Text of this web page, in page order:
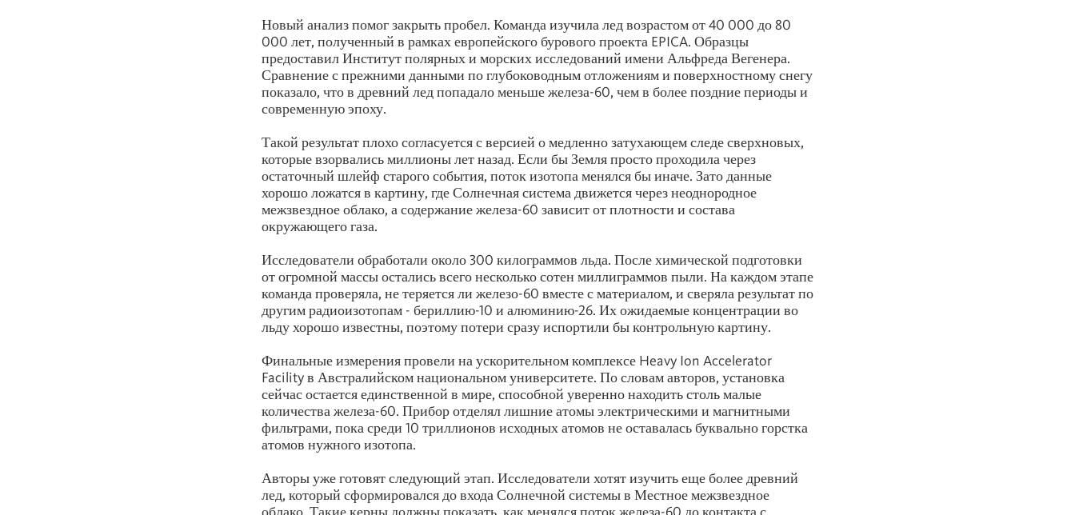
Новый анализ помог закрыть пробел. Команда изучила лед возрастом от 40 000 до 80
000 лет, полученный в рамках европейского бурового проекта EPICA. Образцы
предоставил Институт полярных и морских исследований имени Альфреда Вегенера.
Сравнение с прежними данными по глубоководным отложениям и поверхностному снегу
показало, что в древний лед попадало меньше железа-60, чем в более поздние периоды и
современную эпоху.
Такой результат плохо согласуется с версией о медленно затухающем следе сверхновых,
которые взорвались миллионы лет назад. Если бы Земля просто проходила через
остаточный шлейф старого события, поток изотопа менялся бы иначе. Зато данные
хорошо ложатся в картину, где Солнечная система движется через неоднородное
межзвездное облако, а содержание железа-60 зависит от плотности и состава
окружающего газа.
Исследователи обработали около 300 килограммов льда. После химической подготовки
от огромной массы остались всего несколько сотен миллиграммов пыли. На каждом этапе
команда проверяла, не теряется ли железо-60 вместе с материалом, и сверяла результат по
другим радиоизотопам - бериллию-10 и алюминию-26. Их ожидаемые концентрации во
льду хорошо известны, поэтому потери сразу испортили бы контрольную картину.
Финальные измерения провели на ускорительном комплексе Heavy Ion Accelerator
Facility в Австралийском национальном университете. По словам авторов, установка
сейчас остается единственной в мире, способной уверенно находить столь малые
количества железа-60. Прибор отделял лишние атомы электрическими и магнитными
фильтрами, пока среди 10 триллионов исходных атомов не оставалась буквально горстка
атомов нужного изотопа.
Авторы уже готовят следующий этап. Исследователи хотят изучить еще более древний
лед, который сформировался до входа Солнечной системы в Местное межзвездное
облако. Такие керны должны показать, как менялся поток железа-60 до контакта с